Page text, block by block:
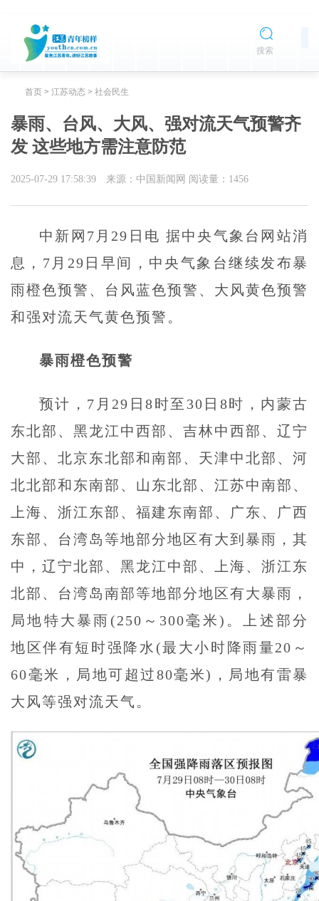
搜索
首页 > 江苏动态 > 社会民生
暴雨、台风、大风、强对流天气预警齐
发 这些地方需注意防范
2025-07-29 17:58:39 来源：中国新闻网 阅读量： 1456
中新网7月29日电 据中央气象台网站消
息，7月29日早间，中央气象台继续发布暴
雨橙色预警、台风蓝色预警、大风黄色预警
和强对流天气黄色预警。
暴雨橙色预警
预计，7月29日8时至30日8时，内蒙古
东北部、黑龙江中西部、吉林中西部、辽宁
大部、北京东北部和南部、天津中北部、河
北北部和东南部、山东北部、江苏中南部、
上海、浙江东部、福建东南部、广东、广西
东部、台湾岛等地部分地区有大到暴雨，其
中，辽宁北部、黑龙江中部、上海、浙江东
北部、台湾岛南部等地部分地区有大暴雨，
局地特大暴雨(250～300毫米)。上述部分
地区伴有短时强降水(最大小时降雨量20～
60毫米，局地可超过80毫米)，局地有雷暴
大风等强对流天气。